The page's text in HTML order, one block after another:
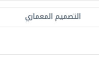
التصميم المعماري